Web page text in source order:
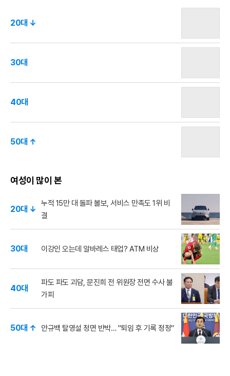
20대 ↓
30대
40대
50대 ↑
여성이 많이 본
20대 ↓
누적 15만 대 돌파 볼보, 서비스 만족도 1위 비
결
30대 이강인 오는데 알바레스 태업? ATM 비상
40대
파도 파도 괴담, 문진희 전 위원장 전면 수사 불
가피
50대 ↑ 안규백 탈영설 정면 반박… "퇴임 후 기록 정정"